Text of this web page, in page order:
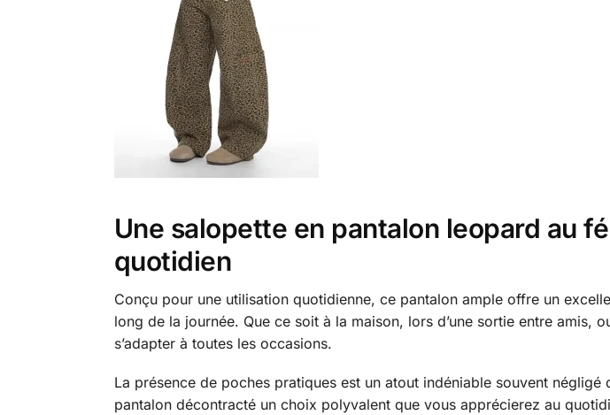
Une salopette en pantalon leopard au
quotidien
Conçu pour une utilisation quotidienne, ce pantalon ample offre un
long de la journée. Que ce soit à la maison, lors d’une sortie entre
s’adapter à toutes les occasions.
La présence de poches pratiques est un atout indéniable souvent
pantalon décontracté un choix polyvalent que vous apprécierez au